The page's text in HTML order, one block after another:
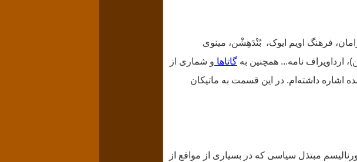
فرهنگ اویم ایوک، بُنْدَهِشْن، مینوی
ارداویراف نامه... همچنین به گاتاها و شماری از
اشاره داشته‌ام‌. در این قسمت به ماتیکان
مبتذل سیاسی که در بسیاری از مواقع از